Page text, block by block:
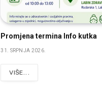
Promjena termina Info kutka
31. SRPNJA 2026.
VIŠE...